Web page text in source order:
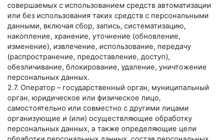
совершаемых с использованием средств автоматизации
или без использования таких средств с персональными
данными, включая сбор, запись, систематизацию,
накопление, хранение, уточнение (обновление,
изменение), извлечение, использование, передачу
(распространение, предоставление, доступ),
обезличивание, блокирование, удаление, уничтожение
персональных данных.
2.7. Оператор – государственный орган, муниципальный
орган, юридическое или физическое лицо,
самостоятельно или совместно с другими лицами
организующие и (или) осуществляющие обработку
персональных данных, а также определяющие цели